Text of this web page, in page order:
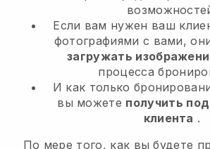
Если вам нужен ваш
фотографиями с вами,
загружать
процесса
И как только
вы можете получить
клиента .
По мере того, как вы будете